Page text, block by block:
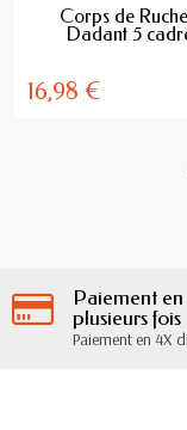
AVAILABLE
Corps de
Dadant 5
16,98 €
Paiement en
plusieurs fois
Paiement en 4X